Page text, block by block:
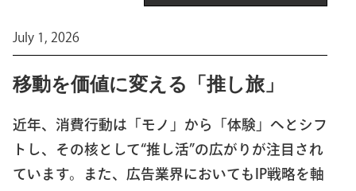
July 1, 2026
移動を価値に変える「推し旅」
近年、消費行動は「モノ」から「体験」へとシフ
トし、その核として“推し活”の広がりが注目され
ています。また、広告業界においてもIP戦略を軸